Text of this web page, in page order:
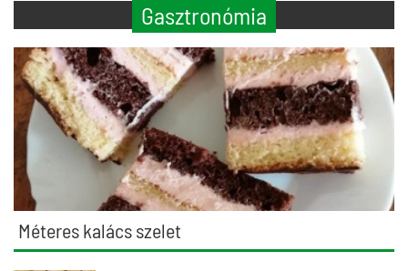
Gasztronómia
Méteres kalács szelet